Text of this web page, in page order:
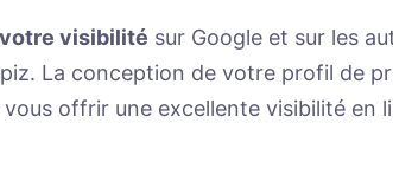
visibilité sur Google et sur les
La conception de votre profil de
offrir une excellente visibilité en